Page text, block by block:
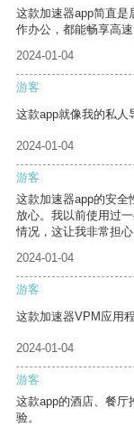
这款加速器app简直是
作办公，都能畅享高
2024-01-04
游客
这款app就像我的私人
2024-01-04
游客
这款加速器app的安全
放心。我以前使用过
情况，这让我非常担心
2024-01-04
游客
这款加速器VPM应用
2024-01-04
游客
这款app的酒店、餐厅
验。